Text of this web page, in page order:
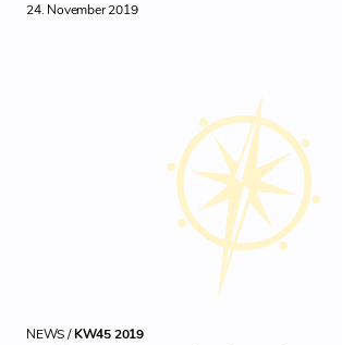
24. November 2019
NEWS /KW45 2019